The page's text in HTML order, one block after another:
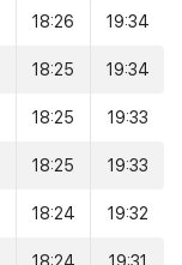
18:26 19:34
18:25 19:34
18:25 19:33
18:25 19:33
18:24 19:32